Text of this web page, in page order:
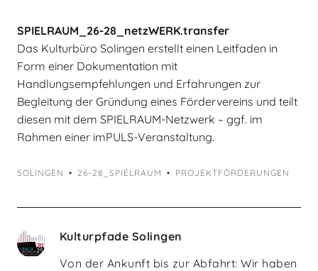
SPIELRAUM_26-28_netzWERK.transfer
Das Kulturbüro Solingen erstellt einen Leitfaden in
Form einer Dokumentation mit
Handlungsempfehlungen und Erfahrungen zur
Begleitung der Gründung eines Fördervereins und teilt
diesen mit dem SPIELRAUM-Netzwerk – ggf. im
Rahmen einer imPULS-Veranstaltung.
SOLINGEN 26-28_SPIELRAUM PROJEKTFÖRDERUNGEN
Kulturpfade Solingen
Von der Ankunft bis zur Abfahrt: Wir haben